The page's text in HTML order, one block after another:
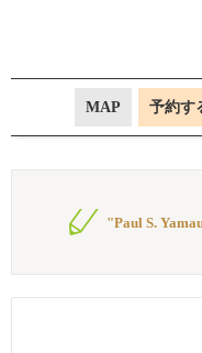
MAP 予約す
"Paul S.